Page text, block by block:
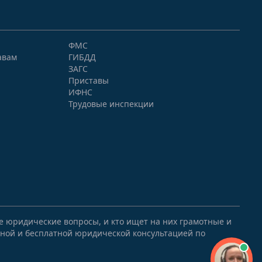
ФМС
ГИБДД
ЗАГС
Приставы
ИФНС
Трудовые инспекции
вопросы, и кто ищет на них грамотные и
и бесплатной юридической консультацией по